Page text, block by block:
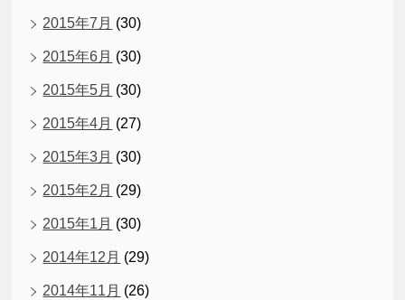
2015年7月 (30)
2015年6月 (30)
2015年5月 (30)
2015年4月 (27)
2015年3月 (30)
2015年2月 (29)
2015年1月 (30)
2014年12月 (29)
2014年11月 (26)